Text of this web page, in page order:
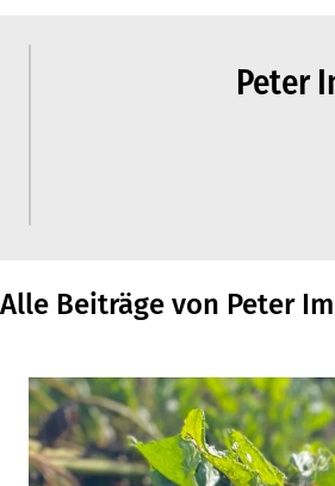
Peter
Alle Beiträge von Peter